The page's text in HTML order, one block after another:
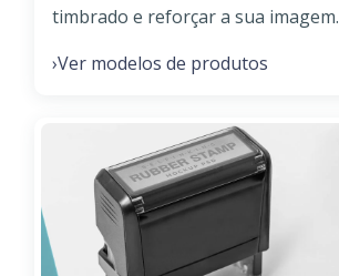
timbrado e reforçar a sua imagem.
›Ver modelos de produtos